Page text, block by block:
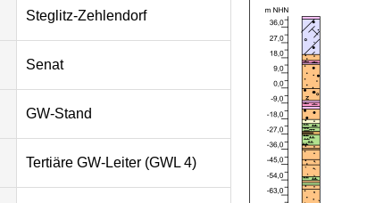
Steglitz-Zehlendorf
Senat
GW-Stand
Tertiäre GW-Leiter (GWL 4)